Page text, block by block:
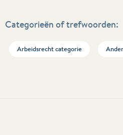
Categorieën of trefwoorden:
Arbeidsrecht categorie